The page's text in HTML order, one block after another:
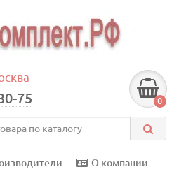
75 0
О компании